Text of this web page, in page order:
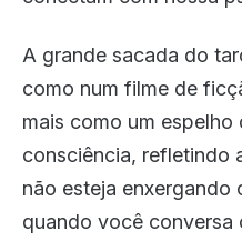
A grande sacada do
como num filme de
mais como um espelho
consciência, refletindo
não esteja enxergando
quando você conversa